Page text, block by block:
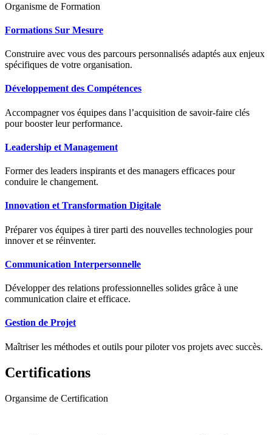
Organisme de Formation
Formations Sur Mesure
Construire avec vous des parcours personnalisés adaptés aux enjeux
spécifiques de votre organisation.
Développement des Compétences
Accompagner vos équipes dans l’acquisition de savoir-faire clés
pour booster leur performance.
Leadership et Management
Former des leaders inspirants et des managers efficaces pour
conduire le changement.
Innovation et Transformation Digitale
Préparer vos équipes à tirer parti des nouvelles technologies pour
innover et se réinventer.
Communication Interpersonnelle
Développer des relations professionnelles solides grâce à une
communication claire et efficace.
Gestion de Projet
Maîtriser les méthodes et outils pour piloter vos projets avec succès.
Certifications
Organsime de Certification